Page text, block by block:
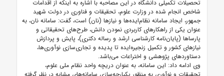
تحصیلات تکمیلی دانشگاه در این مصاحبه با اشاره به اینکه از اقدامات
شاخص انجام شده در وزارت علوم، تحقیقات و فناوری در دولت شهید
جمهور، ایجاد سامانه نظام‌ایده‌ها و نیاز‌ها (نان) است، گفت: سامانه نان، به
عنوان یکی از راهکار‌های کاربردی نمودن دانش، طرح‌های تحقیقاتی و
پارسا‌ها (پایان‌نامه کارشناسی ارشد و رساله دکتری)، پایش و پردازش
نیاز‌های کشور و تکمیل زنجیره‌ایده تا پدیده و تجاری‌سازی نوآوری‌ها،
دستاورد‌های پژوهشی و اختراعات می‌باشد.
وی ادامه داد: این سامانه، به عنوان دریچه واحد نظام ملی علوم،
تحقیقات و نوآوری به منظور یکپارچه‌سازی سامانه‌های مشابه در نظر گرفته